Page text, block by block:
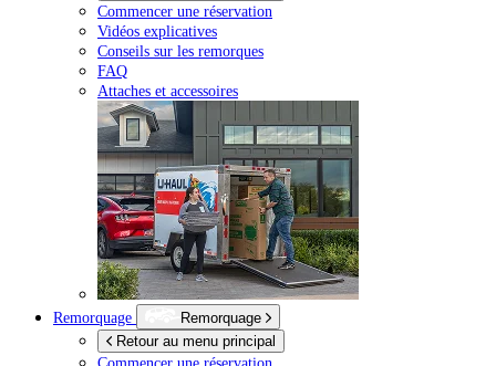
Commencer une réservation
Vidéos explicatives
Conseils sur les remorques
FAQ
Attaches et accessoires
Remorquage
Remorquage
Retour au menu principal